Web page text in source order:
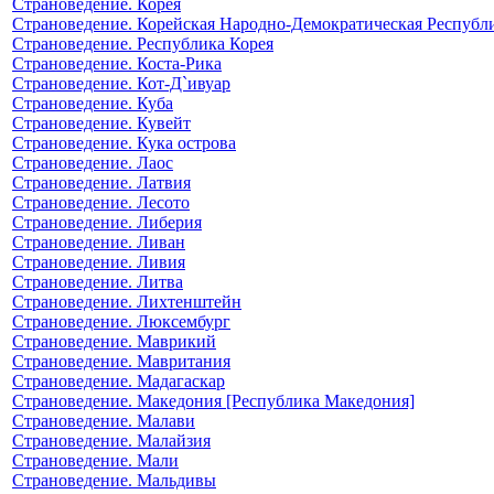
Страноведение. Корейская Народно-Демократическая
Страноведение. Республика Корея
Страноведение. Коста-Рика
Страноведение. Кот-Д`ивуар
Страноведение. Куба
Страноведение. Кувейт
Страноведение. Кука острова
Страноведение. Лаос
Страноведение. Латвия
Страноведение. Лесото
Страноведение. Либерия
Страноведение. Ливан
Страноведение. Ливия
Страноведение. Литва
Страноведение. Лихтенштейн
Страноведение. Люксембург
Страноведение. Маврикий
Страноведение. Мавритания
Страноведение. Мадагаскар
Страноведение. Македония [Республика Македония]
Страноведение. Малави
Страноведение. Малайзия
Страноведение. Мали
Страноведение. Мальдивы